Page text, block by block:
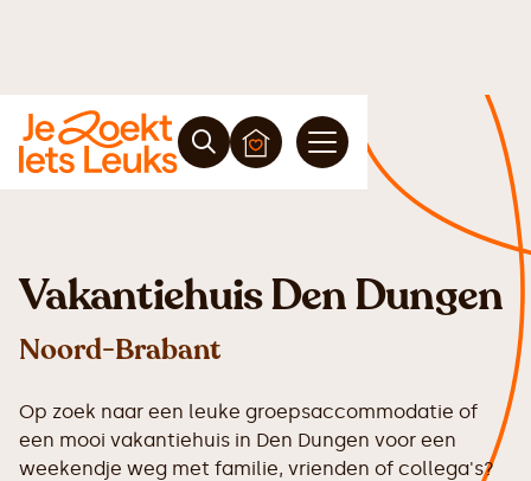
Vakantiehuis Den Dungen
Noord-Brabant
Op zoek naar een leuke groepsaccommodatie of
een mooi vakantiehuis in Den Dungen voor een
weekendje weg met familie, vrienden of collega's?